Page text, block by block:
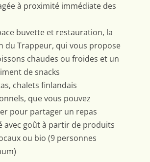
à proximité immédiate des
buvette et restauration, la
du Trappeur, qui vous propose
chaudes ou froides et un
de snacks
chalets finlandais
que vous pouvez
pour partager un repas
avec goût à partir de produits
ou bio (9 personnes